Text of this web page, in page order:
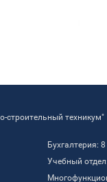
техникум"
Бухгалтерия:
Учебный